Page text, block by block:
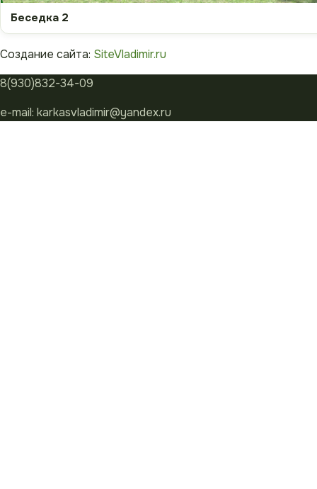
Беседка 2
Создание сайта: SiteVladimir.ru
8(930)832-34-09
e-mail: karkasvladimir@yandex.ru